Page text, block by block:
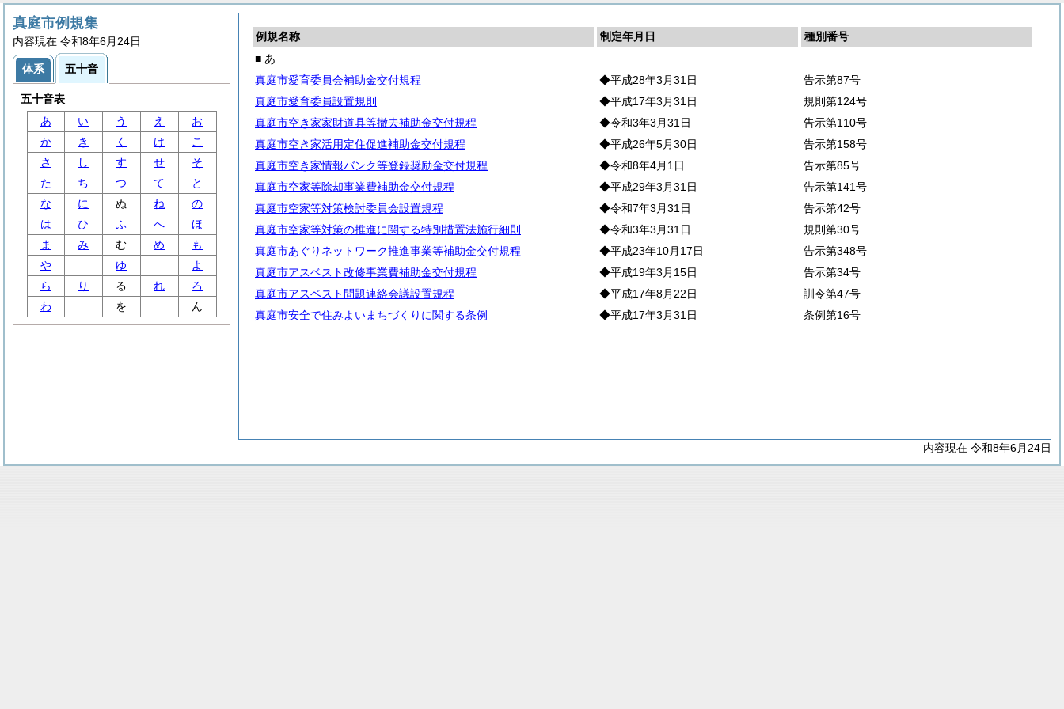
例規名称 制定年月日
種別番号
■ あ
真庭市愛育委員会補助金交付規程
◆平成28年3月31日
告示第87号
真庭市愛育委員設置規則
◆平成17年3月31日
規則第124号
真庭市空き家家財道具等撤去補助金交付規程
◆令和3年3月31日
告示第110号
真庭市空き家活用定住促進補助金交付規程
◆平成26年5月30日
告示第158号
真庭市空き家情報バンク等登録奨励金交付規程
◆令和8年4月1日
告示第85号
真庭市空家等除却事業費補助金交付規程
◆平成29年3月31日
告示第141号
真庭市空家等対策検討委員会設置規程
◆令和7年3月31日
告示第42号
真庭市空家等対策の推進に関する特別措置法施行細則
◆令和3年3月31日
規則第30号
真庭市あぐりネットワーク推進事業等補助金交付規程
◆平成23年10月17日
告示第348号
真庭市アスベスト改修事業費補助金交付規程
◆平成19年3月15日
告示第34号
真庭市アスベスト問題連絡会議設置規程
◆平成17年8月22日
訓令第47号
真庭市安全で住みよいまちづくりに関する条例
◆平成17年3月31日 条例第16号
内容現在 令和8年6月24日
真庭市例規集
内容現在 令和8年6月24日
体系 五十音
五十音表
あ
い う え
お
か
き く け
こ
さ
し す せ
そ
た
ち つ て
と
な
に ぬ ね
の
は
ひ ふ へ
ほ
ま
み む め
も
や
ゆ
よ
ら
り る れ
ろ
わ
を ん